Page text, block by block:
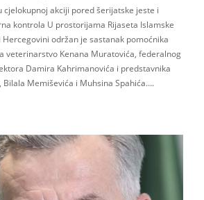
cjelokupnoj akciji pored šerijatske jeste i
kontrola U prostorijama Rijaseta Islamske
održan je sastanak pomoćnika
veterinarstvo Kenana Muratovića, federalnog
Damira Kahrimanovića i predstavnika
Bilala Memiševića i Muhsina Spahića….